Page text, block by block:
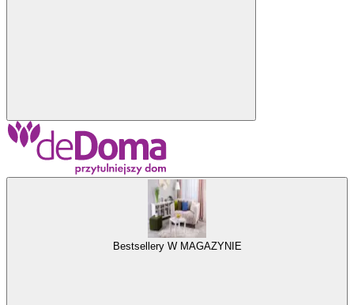
Bestsellery W MAGAZYNIE